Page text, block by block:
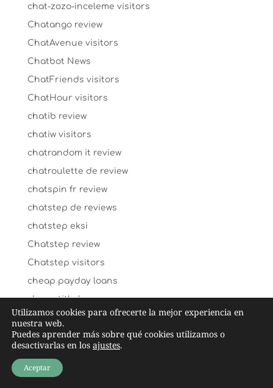
chat-zozo-inceleme visitors
Chatango review
ChatAvenue visitors
Chatbot News
ChatFriends visitors
ChatHour visitors
chatib review
chatiw visitors
chatrandom it review
chatroulette de review
chatspin fr review
chatstep de reviews
chatstep eksi
Chatstep review
Chatstep visitors
cheap payday loans
cheap title loans
cheating-wife-dating dating
chechen-chat-rooms dating
Cheeky lovers ervaringen
Utilizamos cookies para ofrecerte la mejor experiencia en
nuestra web.
Puedes aprender más sobre qué cookies utilizamos o
desactivarlas en los ajustes.
Aceptar